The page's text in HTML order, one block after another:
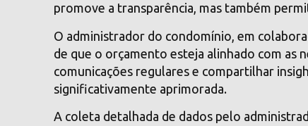
promove a transparência, mas também
O administrador do condomínio, em
de que o orçamento esteja alinhado com as
comunicações regulares e compartilhar
significativamente aprimorada.
A coleta detalhada de dados pelo